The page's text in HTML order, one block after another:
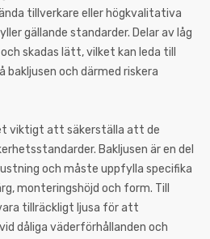
tillverkare eller högkvalitativa
gällande standarder. Delar av låg
skadas lätt, vilket kan leda till
och därmed riskera
viktigt att säkerställa att de
Bakljusen är en del
och måste uppfylla specifika
monteringshöjd och form. Till
tillräckligt ljusa för att
dåliga väderförhållanden och